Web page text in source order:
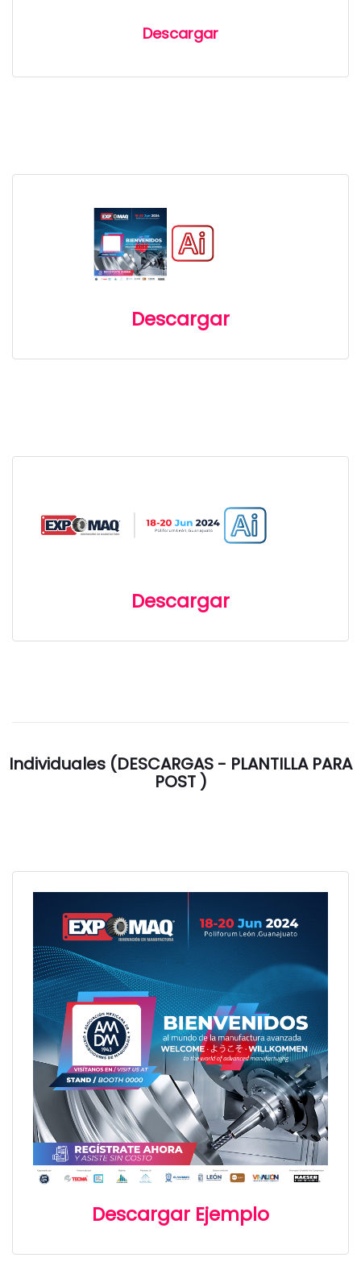
Descargar
Descargar
Descargar
Individuales (DESCARGAS - PLANTILLA PARA
POST )
Descargar Ejemplo